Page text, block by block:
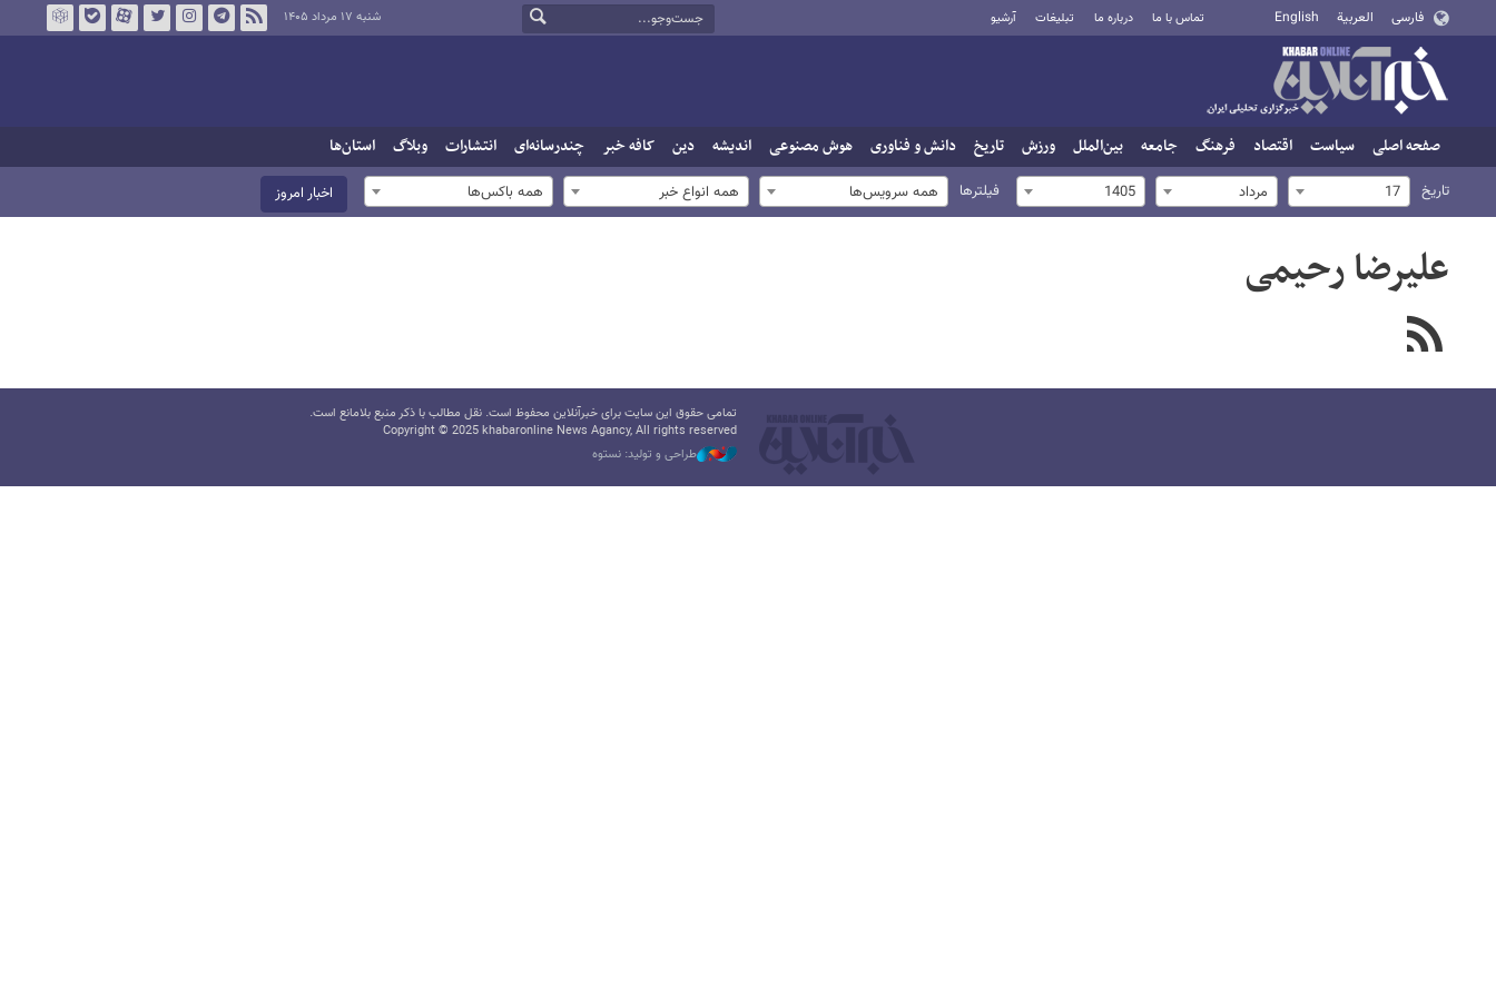
فارسی العربية English تماس با ما درباره ما تبلیغات آرشیو شنبه ۱۷ مرداد ۱۴۰۵
صفحه اصلی سیاست اقتصاد فرهنگ جامعه بین‌الملل ورزش تاریخ دانش و فناوری هوش مصنوعی اندیشه دین کافه خبر چندرسانه‌ای انتشارات وبلاگ استان‌ها
تاریخ 17 مرداد 1405 فیلترها همه سرویس‌ها همه انواع خبر همه باکس‌ها اخبار امروز
علیرضا رحیمی
تمامی حقوق این سایت برای خبرآنلاین محفوظ است. نقل مطالب با ذکر منبع بلامانع است.
Copyright © 2025 khabaronline News Agancy, All rights reserved
طراحی و تولید: نستوه